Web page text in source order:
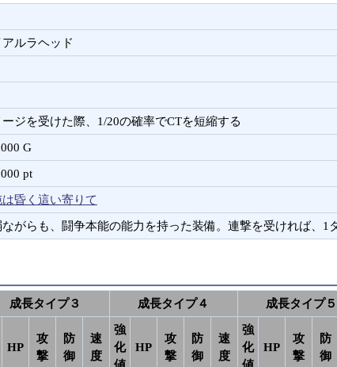
ルラヘッド
ージを受けた際、1/20の確率でCTを短縮する
G
pt
昏く這い寄りて
がらも、闘争本能の能力を持った装備。連撃を受ければ、1
成長タイプ３ 成長タイプ４ 成長タイプ５
HP
攻
撃
防
御
速
度
強
化
値
HP
攻
撃
防
御
速
度
強
化
値
HP
攻
撃
防
御